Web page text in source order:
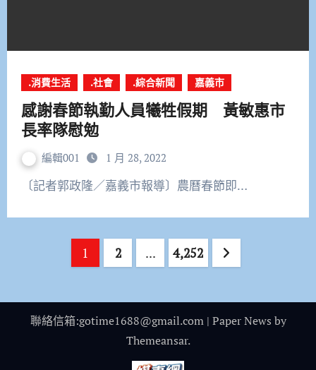
.消費生活 .社會 .綜合新聞 嘉義市
感謝春節執勤人員犧牲假期 黃敏惠市
長率隊慰勉
編輯001 1 月 28, 2022
〔記者郭政隆／嘉義市報導〕農曆春節即…
分
1 2 ... 4,252
聯絡信箱:gotime1688@gmail.com | Paper News by
Themeansar.